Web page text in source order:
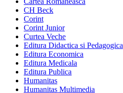
CH Beck
Corint
Corint Junior
Curtea Veche
Editura Didactica si Pedagogica
Editura Economica
Editura Medicala
Editura Publica
Humanitas
Humanitas Multimedia